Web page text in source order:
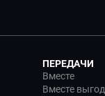
ПЕРЕДАЧИ
Вместе
Вместе